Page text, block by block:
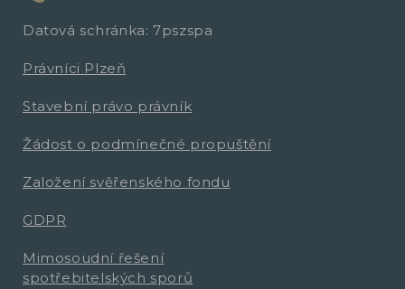
Datová schránka: 7pszspa
Právníci Plzeň
Stavební právo právník
Žádost o podmínečné propuštění
Založení svěřenského fondu
GDPR
Mimosoudní řešení
spotřebitelských sporů